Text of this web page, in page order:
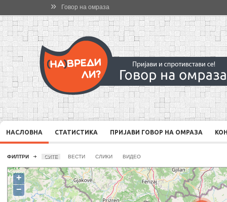
» Говор на омраза
НАСЛОВНА СТАТИСТИКА ПРИЈАВИ ГОВОР НА ОМРАЗА
ФИЛТРИ СИТЕ ВЕСТИ СЛИКИ ВИДЕО
+
−